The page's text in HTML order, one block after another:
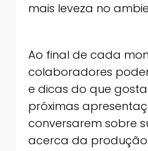
mais leveza no
Ao final de cada
colaboradores
e dicas do que
próximas
conversarem sobre
acerca da produção.